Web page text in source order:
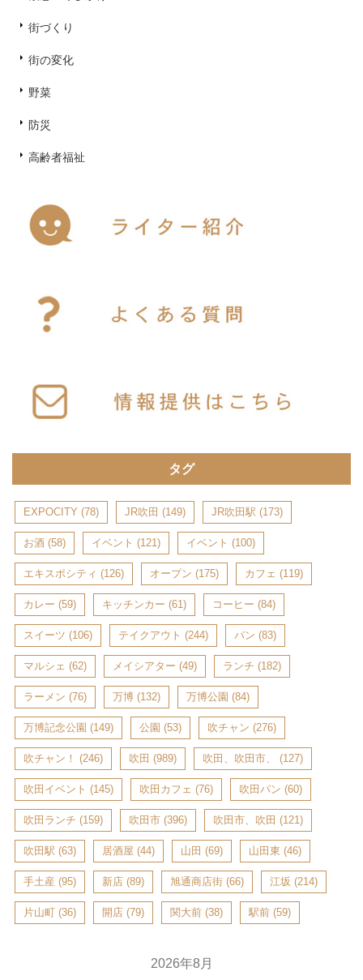
街づくり
街の変化
野菜
防災
高齢者福祉
タグ
EXPOCITY (78) JR吹田 (149) JR吹田駅 (173)
お酒 (58) イベント (121) イベント (100)
エキスポシティ (126) オープン (175) カフェ (119)
カレー (59) キッチンカー (61) コーヒー (84)
スイーツ (106) テイクアウト (244) パン (83)
マルシェ (62) メイシアター (49) ランチ (182)
ラーメン (76) 万博 (132) 万博公園 (84)
万博記念公園 (149) 公園 (53) 吹チャン (276)
吹チャン！ (246) 吹田 (989) 吹田、吹田市、 (127)
吹田イベント (145) 吹田カフェ (76) 吹田パン (60)
吹田ランチ (159) 吹田市 (396) 吹田市、吹田 (121)
吹田駅 (63) 居酒屋 (44) 山田 (69) 山田東 (46)
手土産 (95) 新店 (89) 旭通商店街 (66) 江坂 (214)
片山町 (36) 開店 (79) 関大前 (38) 駅前 (59)
2026年8月